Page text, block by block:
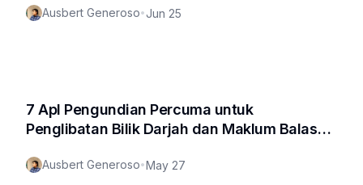
Ausbert Generoso•Jun 25
7 Apl Pengundian Percuma untuk
Penglibatan Bilik Darjah dan Maklum Balas
Ausbert Generoso•May 27